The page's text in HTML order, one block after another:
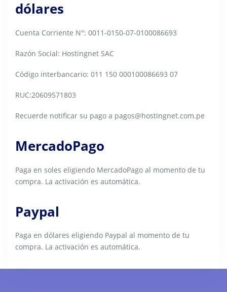
dólares
Cuenta Corriente N°: 0011-0150-07-0100086693
Razón Social: Hostingnet SAC
Código interbancario: 011 150 000100086693 07
RUC:20609571803
Recuerde notificar su pago a pagos@hostingnet.com.pe
MercadoPago
Paga en soles eligiendo MercadoPago al momento de tu
compra. La activación es automática.
Paypal
Paga en dólares eligiendo Paypal al momento de tu
compra. La activación es automática.